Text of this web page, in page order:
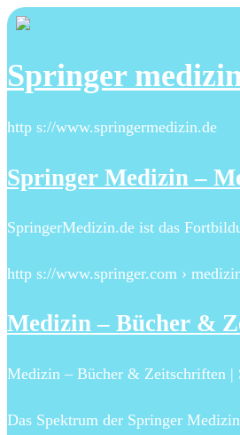
Springer
http s://www.springermedizin.de
Springer Medizin –
SpringerMedizin.de ist das
http s://www.springer.com ›
Medizin – Bücher &
Medizin – Bücher & Zeitschriften
Das Spektrum der Springer